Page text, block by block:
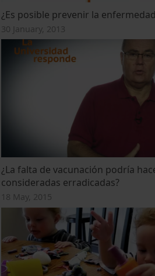
¿Es posible prevenir la
30 January, 2013
¿La falta de vacunación podría
consideradas erradicadas?
18 May, 2015